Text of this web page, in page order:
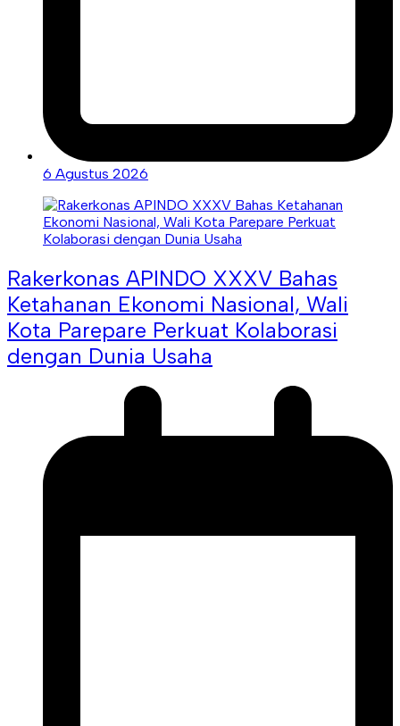
6 Agustus 2026
Rakerkonas APINDO XXXV Bahas
Ketahanan Ekonomi Nasional, Wali
Kota Parepare Perkuat Kolaborasi
dengan Dunia Usaha